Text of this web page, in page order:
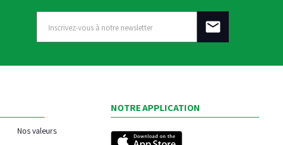
Nos valeurs
NOTRE APPLICATION